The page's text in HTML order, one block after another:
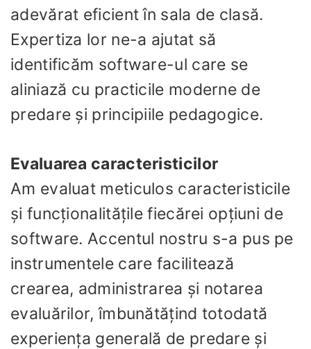
adevărat eficient în sala de clasă.
Expertiza lor ne-a ajutat să
identificăm software-ul care se
aliniază cu practicile moderne de
predare și principiile pedagogice.
Evaluarea caracteristicilor
Am evaluat meticulos caracteristicile
și funcționalitățile fiecărei opțiuni de
software. Accentul nostru s-a pus pe
instrumentele care facilitează
crearea, administrarea și notarea
evaluărilor, îmbunătățind totodată
experiența generală de predare și